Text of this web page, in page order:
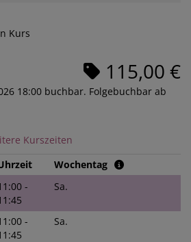
Kurs
115,00 €
18:00 buchbar. Folgebuchbar ab
Kurszeiten
Wochentag
-
Sa.
-
Sa.